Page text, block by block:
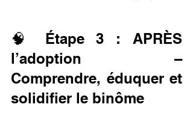
🧠 Étape 3 : APRÈS
l’adoption –
Comprendre, éduquer et
solidifier le binôme